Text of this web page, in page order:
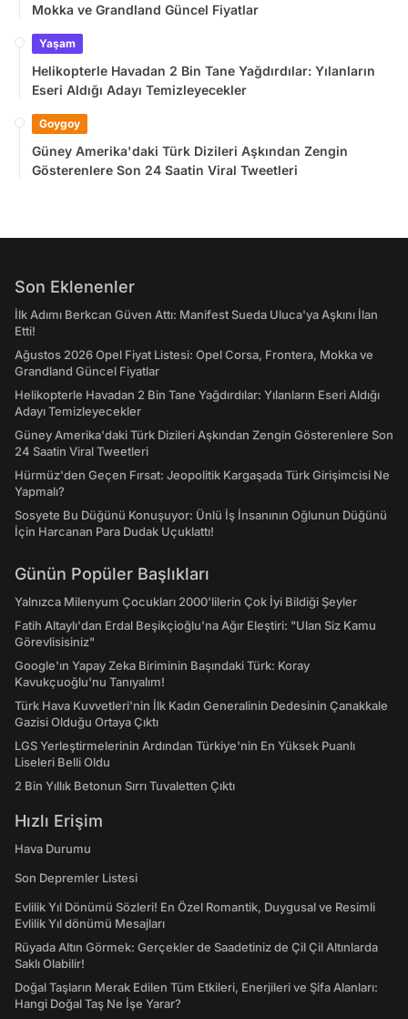
Mokka ve Grandland Güncel Fiyatlar
Yaşam
Helikopterle Havadan 2 Bin Tane Yağdırdılar: Yılanların
Eseri Aldığı Adayı Temizleyecekler
Goygoy
Güney Amerika'daki Türk Dizileri Aşkından Zengin
Gösterenlere Son 24 Saatin Viral Tweetleri
Son Eklenenler
İlk Adımı Berkcan Güven Attı: Manifest Sueda Uluca'ya Aşkını İlan
Etti!
Ağustos 2026 Opel Fiyat Listesi: Opel Corsa, Frontera, Mokka ve
Grandland Güncel Fiyatlar
Helikopterle Havadan 2 Bin Tane Yağdırdılar: Yılanların Eseri Aldığı
Adayı Temizleyecekler
Güney Amerika'daki Türk Dizileri Aşkından Zengin Gösterenlere Son
24 Saatin Viral Tweetleri
Hürmüz'den Geçen Fırsat: Jeopolitik Kargaşada Türk Girişimcisi Ne
Yapmalı?
Sosyete Bu Düğünü Konuşuyor: Ünlü İş İnsanının Oğlunun Düğünü
İçin Harcanan Para Dudak Uçuklattı!
Günün Popüler Başlıkları
Yalnızca Milenyum Çocukları 2000'lilerin Çok İyi Bildiği Şeyler
Fatih Altaylı'dan Erdal Beşikçioğlu'na Ağır Eleştiri: "Ulan Siz Kamu
Görevlisisiniz"
Google'ın Yapay Zeka Biriminin Başındaki Türk: Koray
Kavukçuoğlu'nu Tanıyalım!
Türk Hava Kuvvetleri'nin İlk Kadın Generalinin Dedesinin Çanakkale
Gazisi Olduğu Ortaya Çıktı
LGS Yerleştirmelerinin Ardından Türkiye'nin En Yüksek Puanlı
Liseleri Belli Oldu
2 Bin Yıllık Betonun Sırrı Tuvaletten Çıktı
Hızlı Erişim
Hava Durumu
Son Depremler Listesi
Evlilik Yıl Dönümü Sözleri! En Özel Romantik, Duygusal ve Resimli
Evlilik Yıl dönümü Mesajları
Rüyada Altın Görmek: Gerçekler de Saadetiniz de Çil Çil Altınlarda
Saklı Olabilir!
Doğal Taşların Merak Edilen Tüm Etkileri, Enerjileri ve Şifa Alanları:
Hangi Doğal Taş Ne İşe Yarar?